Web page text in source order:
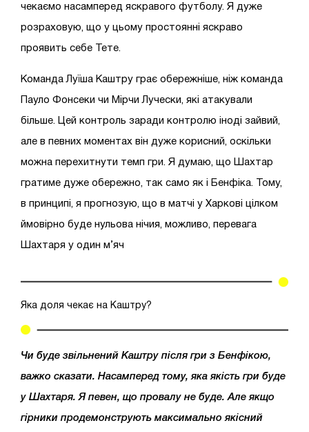
чекаємо насамперед яскравого футболу. Я дуже
розраховую, що у цьому простоянні яскраво
проявить себе Тете.
Команда Луїша Каштру грає обережніше, ніж команда
Пауло Фонсеки чи Мірчи Лучески, які атакували
більше. Цей контроль заради контролю іноді зайвий,
але в певних моментах він дуже корисний, оскільки
можна перехитнути темп гри. Я думаю, що Шахтар
гратиме дуже обережно, так само як і Бенфіка. Тому,
в принципі, я прогнозую, що в матчі у Харкові цілком
ймовірно буде нульова нічия, можливо, перевага
Шахтаря у один м’яч
Яка доля чекає на Каштру?
Чи буде звільнений Каштру після гри з Бенфікою,
важко сказати. Насамперед тому, яка якість гри буде
у Шахтаря. Я певен, що провалу не буде. Але якщо
гірники продемонструють максимально якісний